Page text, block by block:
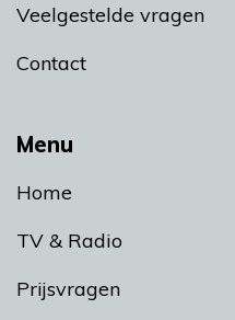
Menu
Home
TV & Radio
Prijsvragen
Veelgestelde vragen
Contact